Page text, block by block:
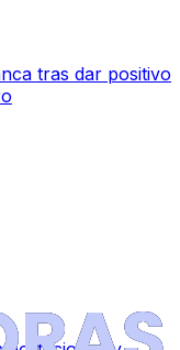
tras dar positivo